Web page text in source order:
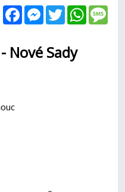
FacebookMessenger
Twitter
Nové Sady